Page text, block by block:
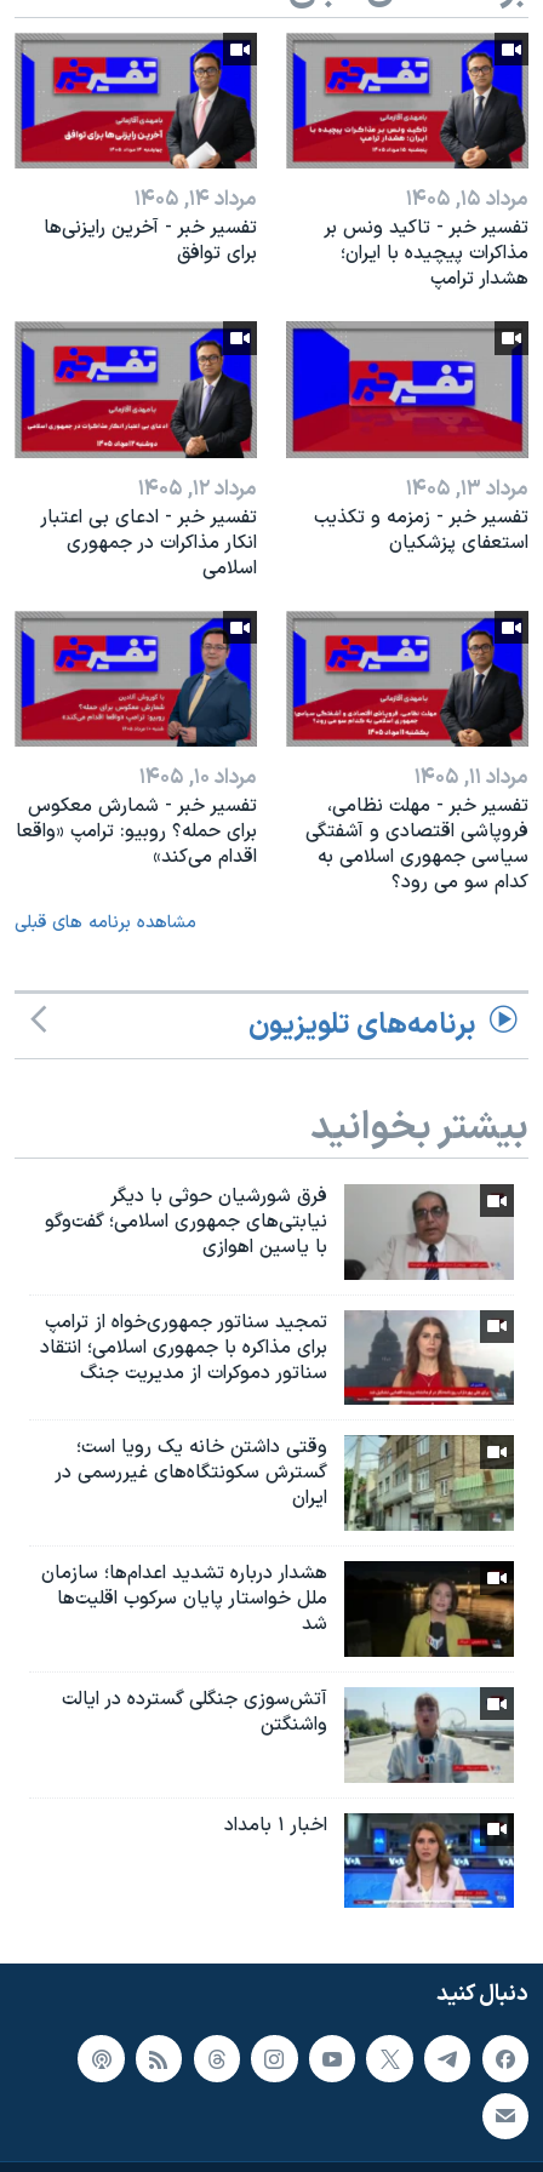
نرگس محمدی برنده جایزه نوبل صلح
همایش محافظه‌کاران آمریکا «سی‌پک»
صفحه‌های ویژه
مرداد ۱۵, ۱۴۰۵
تفسیر خبر - تاکید ونس بر
مذاکرات پیچیده با ایران؛
هشدار ترامپ
مرداد ۱۴, ۱۴۰۵
تفسیر خبر - آخرین رایزنی‌ها
برای توافق
مرداد ۱۳, ۱۴۰۵
تفسیر خبر - زمزمه و تکذیب
استعفای پزشکیان
مرداد ۱۲, ۱۴۰۵
تفسیر خبر - ادعای بی اعتبار
انکار مذاکرات در جمهوری
اسلامی
مرداد ۱۱, ۱۴۰۵
تفسیر خبر - مهلت نظامی،
فروپاشی اقتصادی و آشفتگی
سیاسی جمهوری اسلامی به
کدام سو می رود؟
مرداد ۱۰, ۱۴۰۵
تفسیر خبر - شمارش معکوس
برای حمله؟ روبیو: ترامپ «واقعا
اقدام می‌کند»
مشاهده برنامه های قبلی
برنامه‌های تلویزیون
بیشتر بخوانید
فرق شورشیان حوثی با دیگر
نیابتی‌های جمهوری اسلامی؛ گفت‌وگو
با یاسین اهوازی
تمجید سناتور جمهوری‌خواه از ترامپ
برای مذاکره با جمهوری اسلامی؛ انتقاد
سناتور دموکرات از مدیریت جنگ
وقتی داشتن خانه یک رویا است؛
گسترش سکونتگاه‌های غیررسمی در
ایران
هشدار درباره تشدید اعدام‌ها؛ سازمان
ملل خواستار پایان سرکوب اقلیت‌ها
شد
آتش‌سوزی جنگلی گسترده در ایالت
واشنگتن
اخبار ۱ بامداد
دنبال کنید